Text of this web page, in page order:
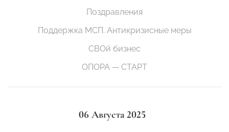
Поздравления
Поддержка МСП. Антикризисные меры
СВОй бизнес
ОПОРА — СТАРТ
06 Августа 2025